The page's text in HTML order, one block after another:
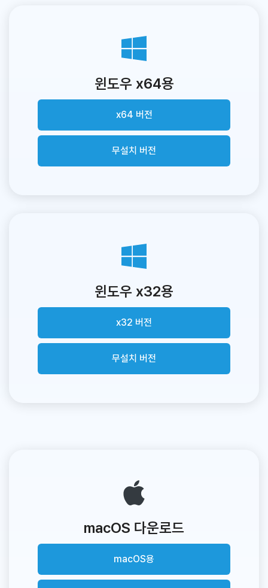
윈도우 x64용
x64 버전
무설치 버전
윈도우 x32용
x32 버전
무설치 버전
macOS 다운로드
macOS용